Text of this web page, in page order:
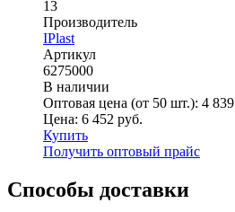
13
Производитель
IPlast
Артикул
6275000
В наличии
Оптовая цена (от 50 шт.): 4 839
Цена: 6 452 руб.
Купить
Получить оптовый прайс
Способы доставки